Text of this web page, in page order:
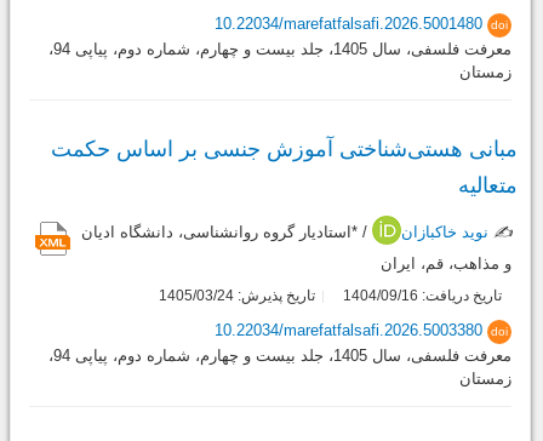
doi
10.22034/marefatfalsafi.2026.5001480
معرفت فلسفی، سال 1405، جلد بیست و چهارم، شماره دوم، پیاپی 94،
زمستان
مبانی هستی‌شناختی آموزش جنسی بر اساس حکمت
متعالیه
✍️ نوید خاکبازان
/ *استادیار گروه روانشناسی، دانشگاه ادیان
و مذاهب، قم، ایران
تاریخ دریافت: 1404/09/16 تاریخ پذیرش: 1405/03/24
doi
10.22034/marefatfalsafi.2026.5003380
معرفت فلسفی، سال 1405، جلد بیست و چهارم، شماره دوم، پیاپی 94،
زمستان